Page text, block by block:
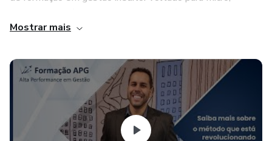
as soluções disponíveis no mercado.
Nele, adaptamos e disseminamos as metodologias,
ferramentas e frameworks de gestão, validados e
consolidados pelas maiores empresas do mundo, para a
realidade dos pequenos negócios.
E assim criamos o Método Gestão Exponencial para que
Mostrar mais